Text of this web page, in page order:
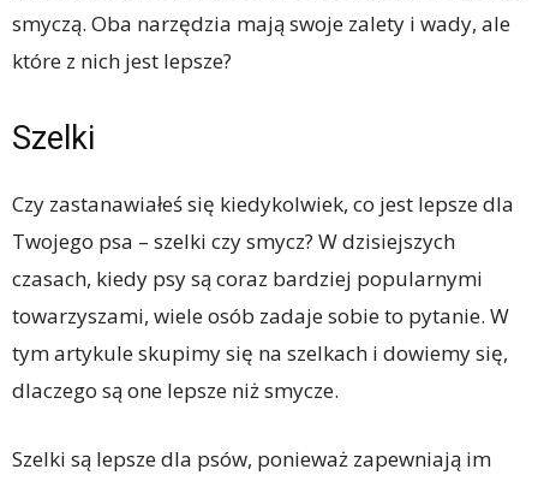
smyczą. Oba narzędzia mają swoje zalety i wady, ale
które z nich jest lepsze?
Szelki
Czy zastanawiałeś się kiedykolwiek, co jest lepsze dla
Twojego psa – szelki czy smycz? W dzisiejszych
czasach, kiedy psy są coraz bardziej popularnymi
towarzyszami, wiele osób zadaje sobie to pytanie. W
tym artykule skupimy się na szelkach i dowiemy się,
dlaczego są one lepsze niż smycze.
Szelki są lepsze dla psów, ponieważ zapewniają im